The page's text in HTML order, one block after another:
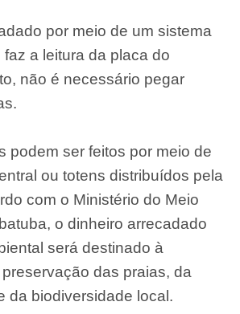
por meio de um sistema
a leitura da placa do
não é necessário pegar
podem ser feitos por meio de
ou totens distribuídos pela
com o Ministério do Meio
o dinheiro arrecadado
será destinado à
das praias, da
da biodiversidade local.